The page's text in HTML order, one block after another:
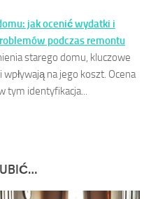
jak ocenić wydatki i
podczas remontu
starego domu, kluczowe
na jego koszt. Ocena
tym identyfikacja...